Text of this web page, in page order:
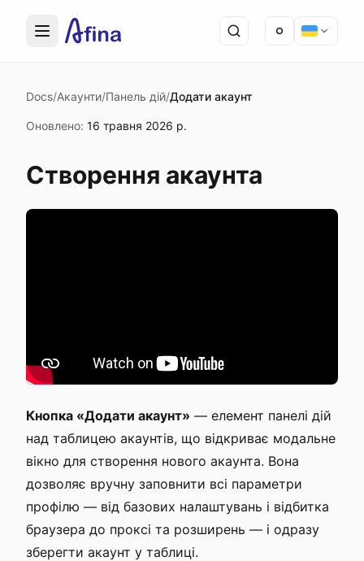
Docs/Акаунти/Панель дій/Додати акаунт
Оновлено: 16 травня 2026 р.
Створення акаунта
Кнопка «Додати акаунт» — елемент панелі дій
над таблицею акаунтів, що відкриває модальне
вікно для створення нового акаунта. Вона
дозволяє вручну заповнити всі параметри
профілю — від базових налаштувань і відбитка
браузера до проксі та розширень — і одразу
зберегти акаунт у таблиці.